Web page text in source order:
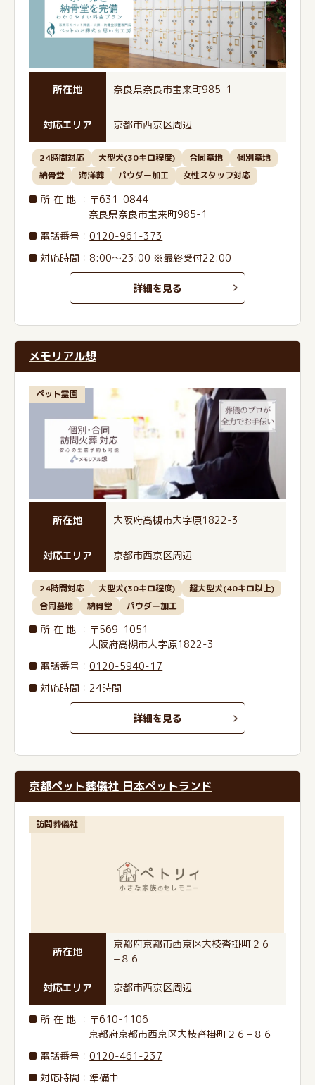
所在地 奈良県奈良市宝来町985-1
対応エリア 京都市西京区周辺
24時間対応 大型犬(30キロ程度) 合同墓地
個別墓地
納骨堂
海洋葬 パウダー加工 女性スタッフ対応
所在地 ：〒631-0844
奈良県奈良市宝来町985-1
電話番号 ：0120-961-373
対応時間：8:00～23:00 ※最終受付22:00
詳細を見る
メモリアル想
ペット霊園
所在地 大阪府高槻市大字原1822-3
対応エリア 京都市西京区周辺
24時間対応 大型犬(30キロ程度)
超大型犬(40キロ以上)
合同墓地
納骨堂 パウダー加工
所在地 ：〒569-1051
大阪府高槻市大字原1822-3
電話番号 ：0120-5940-17
対応時間：24時間
詳細を見る
京都ペット葬儀社 日本ペットランド
訪問葬儀社
所在地
京都府京都市西京区大枝沓掛町２６
−８６
対応エリア 京都市西京区周辺
所在地 ：〒610-1106
京都府京都市西京区大枝沓掛町２６−８６
電話番号 ：0120-461-237
対応時間：準備中